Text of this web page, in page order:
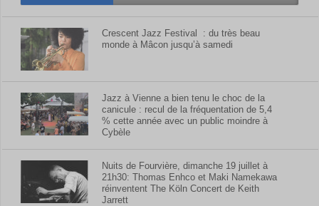
Crescent Jazz Festival : du très beau
monde à Mâcon jusqu’à samedi
Jazz à Vienne a bien tenu le choc de la
canicule : recul de la fréquentation de 5,4
% cette année avec un public moindre à
Cybèle
Nuits de Fourvière, dimanche 19 juillet à
21h30: Thomas Enhco et Maki Namekawa
réinventent The Köln Concert de Keith
Jarrett